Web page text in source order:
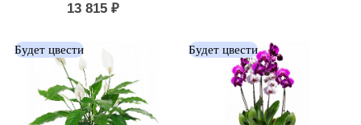
13 815₽
Будет цвести Будет цвести